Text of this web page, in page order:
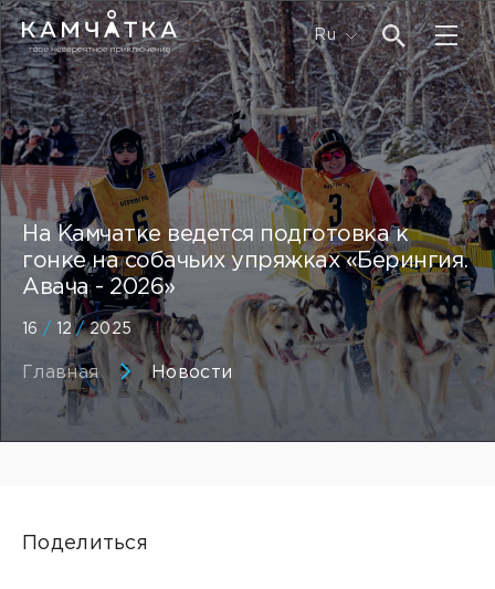
Ru
На Камчатке ведется подготовка к
гонке на собачьих упряжках «Берингия.
Авача - 2026»
16 / 12 /2025
Главная Новости
Поделиться